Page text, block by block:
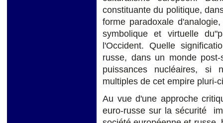
constituante du politique,
forme paradoxale
symbolique et virtuelle
l'Occident. Quelle
russe, dans un monde
puissances nucléaires, si
multiples de cet empire pluri-
Au vue d'une approche
euro-russe sur la sécurité